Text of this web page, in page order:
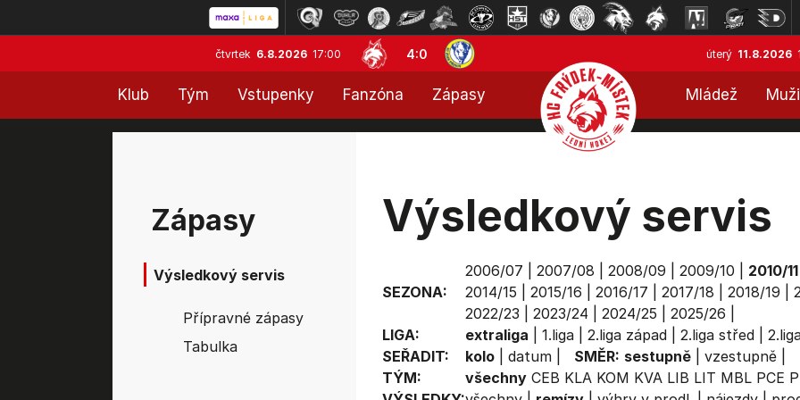
čtvrtek 6.8.2026 17:00 4:0 úterý 11.8.2026
Klub Tým Vstupenky Fanzóna Zápasy Mládež
Zápasy
Výsledkový servis
Přípravné zápasy
Tabulka
Výsledkový servis
SEZONA:
2006/07 2007/08 2008/09 2009/10 2010/11
2014/15
2015/16 2016/17 2017/18 2018/19
2022/23
2023/24 2024/25 2025/26
LIGA:
extraliga 1.liga| 2.liga západ| 2.liga střed|
SEŘADIT:
kolo| datum| SMĚR: sestupně| vzestupně|
TÝM:
všechny CEB KLA KOM KVA LIB LIT MBL PCE